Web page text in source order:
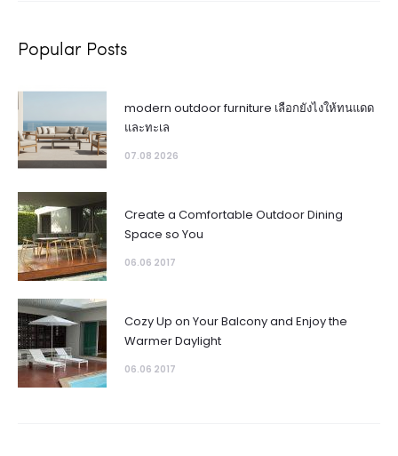
Popular Posts
modern outdoor furniture เลือกยังไงให้ทนแดด
และทะเล
07.08 2026
Create a Comfortable Outdoor Dining
Space so You
06.06 2017
Cozy Up on Your Balcony and Enjoy the
Warmer Daylight
06.06 2017